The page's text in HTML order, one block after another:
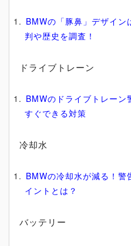
BMWの「豚鼻」デザイ
判や歴史を調査！
ドライブトレーン
BMWのドライブトレー
すぐできる対策
冷却水
BMWの冷却水が減る！
イントとは？
バッテリー